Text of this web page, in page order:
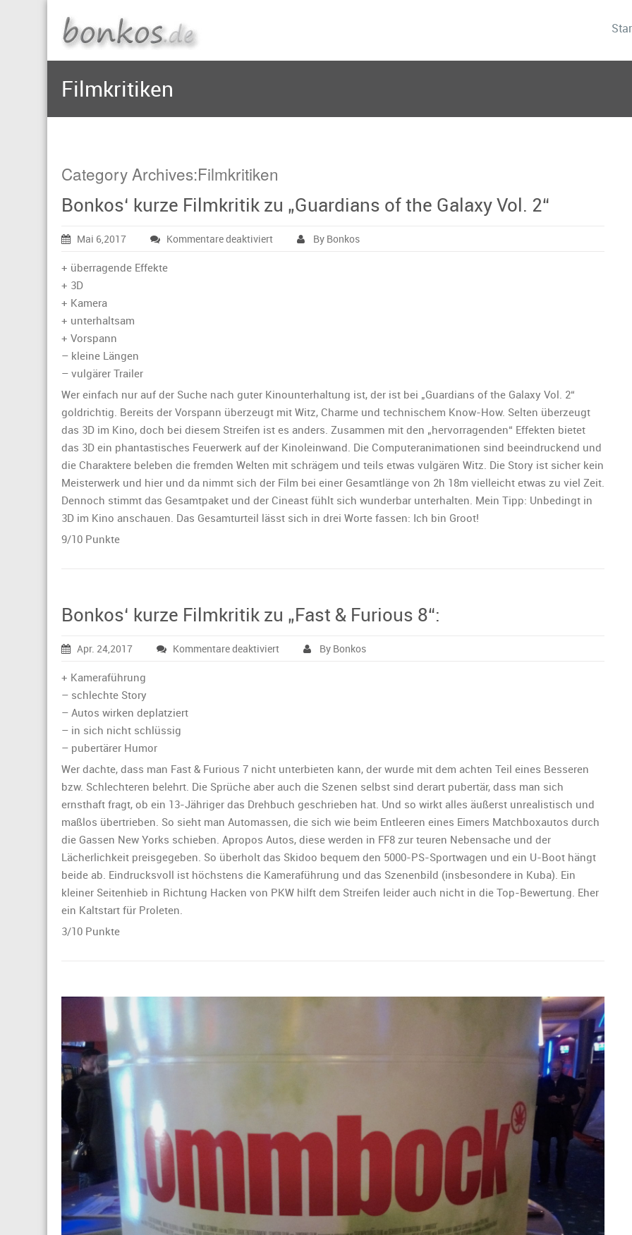
Filmkritiken
Category Archives:Filmkritiken
Bonkos‘ kurze Filmkritik zu „Guardians of the Galaxy Vol. 2“
Mai 6,2017 Kommentare deaktiviertfür
By Bonkos
+ überragende Effekte
+ 3D
+ Kamera
+ unterhaltsam
+ Vorspann
– kleine Längen
– vulgärer Trailer
Wer einfach nur auf der Suche nach guter Kinounterhaltung ist, der ist bei „Guardians of the Galaxy Vol. 2“
goldrichtig. Bereits der Vorspann überzeugt mit Witz, Charme und technischem Know-How. Selten überzeugt
das 3D im Kino, doch bei diesem Streifen ist es anders. Zusammen mit den „hervorragenden“ Effekten bietet
das 3D ein phantastisches Feuerwerk auf der Kinoleinwand. Die Computeranimationen sind beeindruckend und
die Charaktere beleben die fremden Welten mit schrägem und teils etwas vulgären Witz. Die Story ist sicher kein
Meisterwerk und hier und da nimmt sich der Film bei einer Gesamtlänge von 2h 18m vielleicht etwas zu viel Zeit.
Dennoch stimmt das Gesamtpaket und der Cineast fühlt sich wunderbar unterhalten. Mein Tipp: Unbedingt in
3D im Kino anschauen. Das Gesamturteil lässt sich in drei Worte fassen: Ich bin Groot!
9/10 Punkte
Bonkos‘ kurze Filmkritik zu „Fast & Furious 8“:
Apr. 24,2017 Kommentare deaktiviertfür
By Bonkos
+ Kameraführung
– schlechte Story
– Autos wirken deplatziert
– in sich nicht schlüssig
– pubertärer Humor
Wer dachte, dass man Fast & Furious 7 nicht unterbieten kann, der wurde mit dem achten Teil eines Besseren
bzw. Schlechteren belehrt. Die Sprüche aber auch die Szenen selbst sind derart pubertär, dass man sich
ernsthaft fragt, ob ein 13-Jähriger das Drehbuch geschrieben hat. Und so wirkt alles äußerst unrealistisch und
maßlos übertrieben. So sieht man Automassen, die sich wie beim Entleeren eines Eimers Matchboxautos durch
die Gassen New Yorks schieben. Apropos Autos, diese werden in FF8 zur teuren Nebensache und der
Lächerlichkeit preisgegeben. So überholt das Skidoo bequem den 5000-PS-Sportwagen und ein U-Boot hängt
beide ab. Eindrucksvoll ist höchstens die Kameraführung und das Szenenbild (insbesondere in Kuba). Ein
kleiner Seitenhieb in Richtung Hacken von PKW hilft dem Streifen leider auch nicht in die Top-Bewertung. Eher
ein Kaltstart für Proleten.
3/10 Punkte